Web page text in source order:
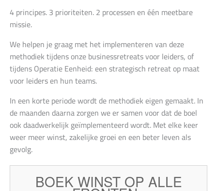
4 principes. 3 prioriteiten. 2 processen en één meetbare
missie.
We helpen je graag met het implementeren van deze
methodiek tijdens onze businessretreats voor leiders, of
tijdens Operatie Eenheid: een strategisch retreat op maat
voor leiders en hun teams.
In een korte periode wordt de methodiek eigen gemaakt. In
de maanden daarna zorgen we er samen voor dat de boel
ook daadwerkelijk geïmplementeerd wordt. Met elke keer
weer meer winst, zakelijke groei en een beter leven als
gevolg.
BOEK WINST OP ALLE